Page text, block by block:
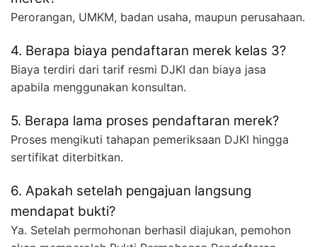
Perorangan, UMKM, badan usaha, maupun perusahaan.
4. Berapa biaya pendaftaran merek kelas 3?
Biaya terdiri dari tarif resmi DJKI dan biaya jasa
apabila menggunakan konsultan.
5. Berapa lama proses pendaftaran merek?
Proses mengikuti tahapan pemeriksaan DJKI hingga
sertifikat diterbitkan.
6. Apakah setelah pengajuan langsung
mendapat bukti?
Ya. Setelah permohonan berhasil diajukan, pemohon